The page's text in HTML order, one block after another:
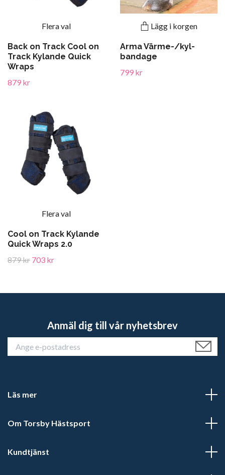
Flera val
Back on Track Cool on
Track Kylande Quick
Wraps
879 kr
Lägg i korgen
Arma Värme-/kyl-
bandage
799 kr
Flera val
Cool on Track Kylande
Quick Wraps 2.0
879 kr 703 kr
Anmäl dig till vår nyhetsbrev
Läs mer
Om Torsby Hästsport
Kundtjänst